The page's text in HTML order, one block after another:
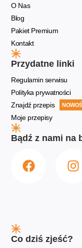
O Nas
Blog
Pakiet Premium
Kontakt
Przydatne linki
Regulamin serwisu
Polityka prywatności
Znajdź przepis
Moje przepisy
Bądź z nami na
Co dziś zjeść?